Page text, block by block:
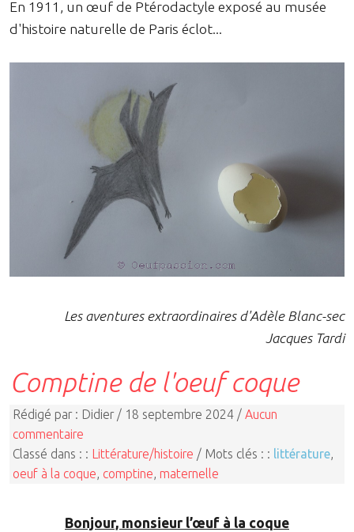
En 1911, un œuf de Ptérodactyle exposé au musée
d'histoire naturelle de Paris éclot...
Les aventures extraordinaires d'Adèle Blanc-sec
Jacques Tardi
Comptine de l'oeuf coque
Rédigé par : Didier / 18 septembre 2024 / Aucun
commentaire
Classé dans : : Littérature/histoire / Mots clés : : littérature,
oeuf à la coque, comptine, maternelle
Bonjour, monsieur l’œuf à la coque